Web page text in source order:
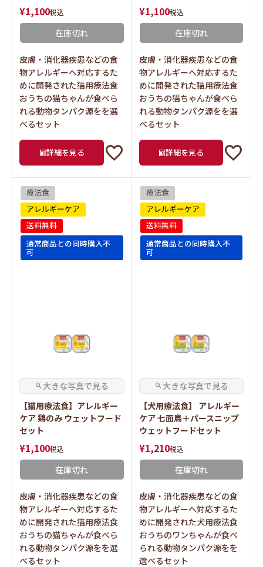
¥1,100税込
在庫切れ
皮膚・消化器疾患などの食
物アレルギーへ対応するた
めに開発された猫用療法食
おうちの猫ちゃんが食べら
れる動物タンパク源をを選
べるセット
詳細を見る
¥1,100税込
在庫切れ
皮膚・消化器疾患などの食
物アレルギーへ対応するた
めに開発された猫用療法食
おうちの猫ちゃんが食べら
れる動物タンパク源をを選
べるセット
詳細を見る
療法食
アレルギーケア
送料無料
通常商品との同時購入不
可
【猫用療法食】アレルギー
ケア 鶏のみ ウェットフード
セット
¥1,100税込
在庫切れ
皮膚・消化器疾患などの食
物アレルギーへ対応するた
めに開発された猫用療法食
おうちの猫ちゃんが食べら
れる動物タンパク源をを選
べるセット
療法食
アレルギーケア
送料無料
通常商品との同時購入不
可
【犬用療法食】 アレルギー
ケア 七面鳥＋パースニップ
ウェットフードセット
¥1,210税込
在庫切れ
皮膚・消化器疾患などの食
物アレルギーへ対応するた
めに開発された犬用療法食
おうちのワンちゃんが食べ
られる動物タンパク源をを
選べるセット